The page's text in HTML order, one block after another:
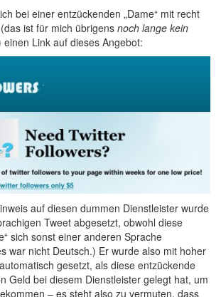
bei einer entzückenden „Dame“ mit recht
ist für mich übrigens noch lange kein
einen Link auf dieses Angebot:
auf diesen dummen Dienstleister wurde
Tweet abgesetzt, obwohl diese
sich sonst einer anderen Sprache
war nicht Deutsch.) Er wurde also mit hoher
gesetzt, als diese entzückende
Geld bei diesem Dienstleister gelegt hat, um
– es steht also zu vermuten, dass